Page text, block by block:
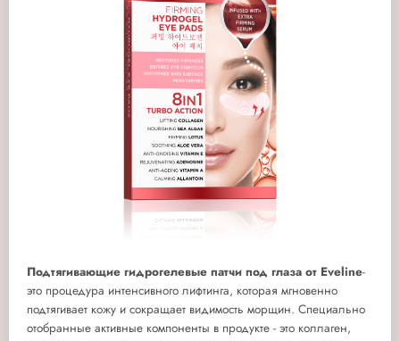
Подтягивающие гидрогелевые патчи под глаза от Eveline-
это процедура интенсивного лифтинга, которая мгновенно
подтягивает кожу и сокращает видимость морщин. Специально
отобранные активные компоненты в продукте - это коллаген,